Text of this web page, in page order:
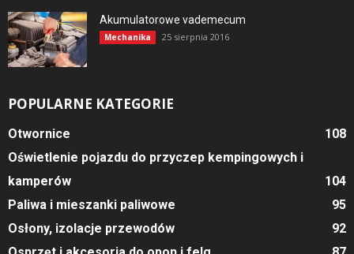
Akumulatorowe vademecum
Mechanika 25 sierpnia 2016
POPULARNE KATEGORIE
Otwornice
108
Oświetlenie pojazdu do przyczep kempingowych i
kamperów
104
Paliwa i mieszanki paliwowe
95
Osłony, izolacje przewodów
92